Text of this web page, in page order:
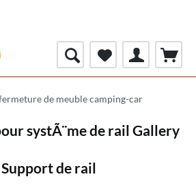
de meuble camping-car
systÃ¨me de rail Gallery
de rail